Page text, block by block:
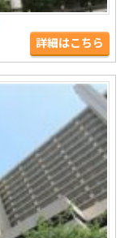
詳細はこちら